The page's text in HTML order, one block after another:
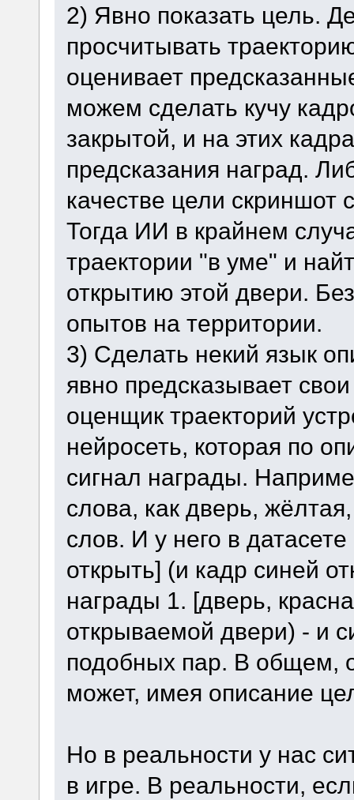
2) Явно показать цель.
просчитывать
оценивает
можем сделать кучу
закрытой, и на этих
предсказания наград.
качестве цели скриншот
Тогда ИИ в крайнем
траектории "в уме" и
открытию этой двери.
опытов на территории.
3) Сделать некий язык
явно предсказывает
оценщик траекторий
нейросеть, которая по
сигнал награды.
слова, как дверь,
слов. И у него в
открыть] (и кадр синей
награды 1. [дверь,
открываемой двери) - и
подобных пар. В общем,
может, имея описание
Но в реальности у нас
в игре. В реальности,